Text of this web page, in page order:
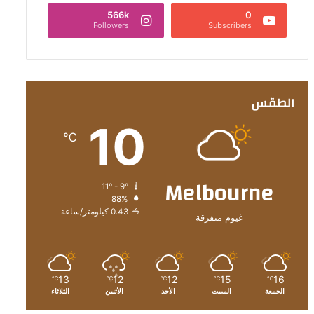
0
Subscribers
566k
Followers
الطقس
Melbourne
غيوم متفرقة
10
℃
88%
0.43 كيلومتر/ساعة
16
℃
الجمعة
15
℃
السبت
12
℃
الأحد
12
℃
الأثنين
13
℃
الثلاثاء